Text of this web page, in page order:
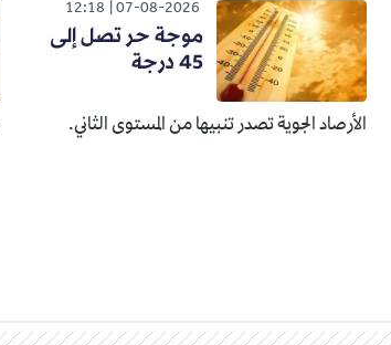
07-08-2026
12:18
موجة حر تصل إلى
45 درجة
الأرصاد الجوية تصدر تنبيها من المستوى الثاني.